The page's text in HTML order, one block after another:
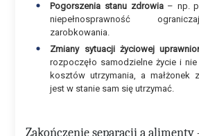
Pogorszenia stanu zdrowia– np.
niepełnosprawność
zarobkowania.
Zmiany sytuacji życiowej
rozpoczęło samodzielne życie i
kosztów utrzymania, a małżonek
jest w stanie sam się utrzymać.
Zakończenie separacji a alimenty